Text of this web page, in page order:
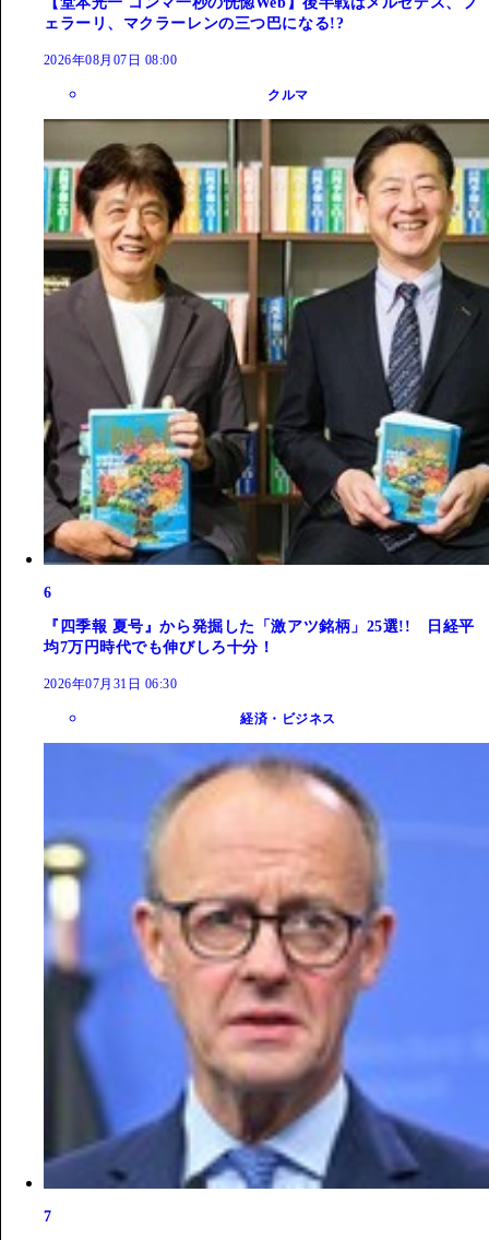
ェラーリ、マクラーレンの三つ巴になる!?
2026年08月07日 08:00
クルマ
6
『四季報 夏号』から発掘した「激アツ銘柄」25選!! 日経平
均7万円時代でも伸びしろ十分！
2026年07月31日 06:30
経済・ビジネス
7